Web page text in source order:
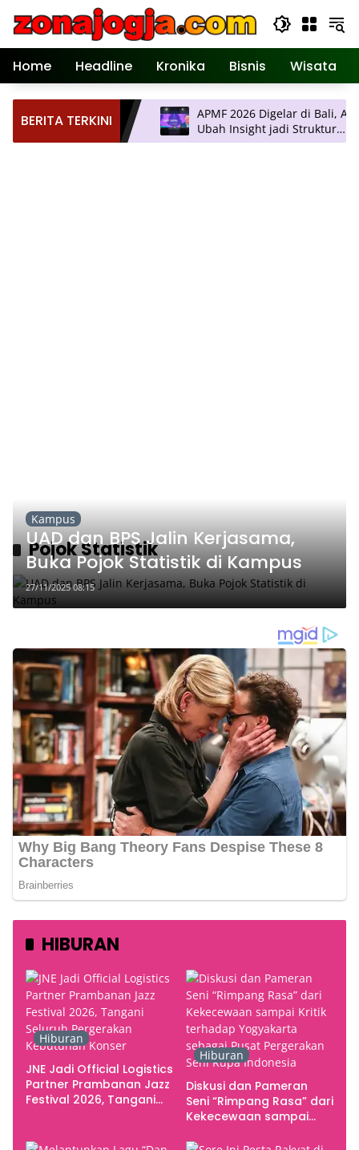
Home Headline Kronika Bisnis Wisata
BERITA TERKINI
Pertemuan Ilmiah
Hadirkan
Terkini
APMF 2026 Digelar di Bali,
Ubah Insight jadi Struktur
Pengambilan Keputusan
Pojok Statistik
Kampus
UAD dan BPS Jalin Kerjasama,
Buka Pojok Statistik di Kampus
27/11/2025 08:15
HIBURAN
Hiburan
JNE Jadi Official Logistics
Partner Prambanan Jazz
Festival 2026, Tangani
Hiburan
Diskusi dan Pameran
Seni “Rimpang Rasa” dari
Kekecewaan sampai
Yogyakarta sebagai